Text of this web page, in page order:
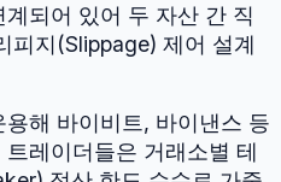
되어 있어 두 자산 간 직
피지(Slippage) 제어 설계
해 바이비트, 바이낸스 등
레이더들은 거래소별 테